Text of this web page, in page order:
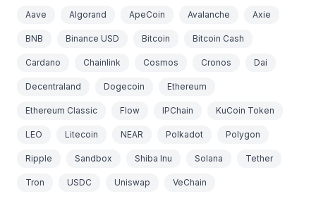
Aave Algorand ApeCoin Avalanche Axie
BNB Binance USD Bitcoin Bitcoin Cash
Cardano Chainlink Cosmos Cronos Dai
Decentraland Dogecoin Ethereum
Ethereum Classic Flow IPChain KuCoin Token
LEO Litecoin NEAR Polkadot Polygon
Ripple Sandbox Shiba Inu Solana Tether
Tron USDC Uniswap VeChain